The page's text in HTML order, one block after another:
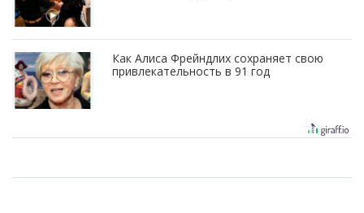
Как Алиса Фрейндлих сохраняет свою
привлекательность в 91 год